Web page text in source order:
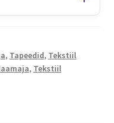
, Tapeedid, Tekstiil
, Tekstiil